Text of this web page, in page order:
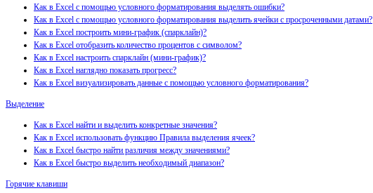
Как в Excel с помощью условного форматирования выделять ошибки?
Как в Excel с помощью условного форматирования выделить ячейки с просроченными датами?
Как в Excel построить мини-график (спарклайн)?
Как в Excel отобразить количество процентов с символом?
Как в Excel настроить спарклайн (мини-график)?
Как в Excel наглядно показать прогресс?
Как в Excel визуализировать данные с помощью условного форматирования?
Выделение
Как в Excel найти и выделить конкретные значения?
Как в Excel использовать функцию Правила выделения ячеек?
Как в Excel быстро найти различия между значениями?
Как в Excel быстро выделить необходимый диапазон?
Горячие клавиши